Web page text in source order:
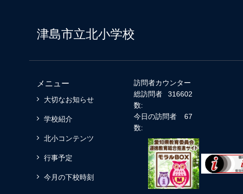
津島市立北小学校
メニュー
大切なお知らせ
学校紹介
北小コンテンツ
行事予定
今月の下校時刻
訪問者カウンター
316602
総訪問者
数:
67
今日の訪問者
数: